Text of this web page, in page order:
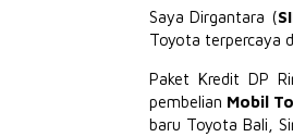
Saya Dirgantara (
Toyota terpercaya
Paket Kredit DP
pembelian Mobil
baru Toyota Bali,